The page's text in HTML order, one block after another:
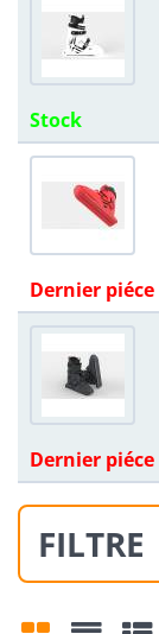
Stock
Dernier piéce
Dernier piéce
FILTRE